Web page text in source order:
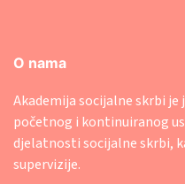
O nama
Akademija socijalne skrbi je
početnog i kontinuiranog
djelatnosti socijalne skrbi,
supervizije.